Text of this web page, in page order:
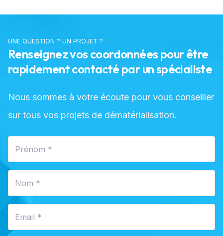
UNE QUESTION ? UN PROJET ?
Renseignez vos coordonnées pour être
rapidement contacté par un spécialiste
Nous sommes à votre écoute pour vous conseiller
sur tous vos projets de dématérialisation.